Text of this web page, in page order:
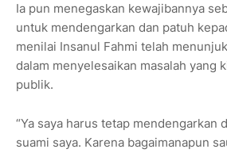
Ia pun menegaskan kewajibannya
untuk mendengarkan dan patuh
menilai Insanul Fahmi telah
dalam menyelesaikan masalah yang
publik.
“Ya saya harus tetap mendengarkan
suami saya. Karena bagaimanapun